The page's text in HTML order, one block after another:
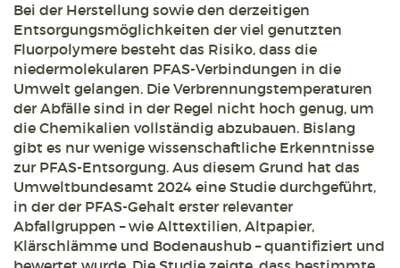
Bei der Herstellung sowie den derzeitigen
Entsorgungsmöglichkeiten der viel genutzten
Fluorpolymere besteht das Risiko, dass die
niedermolekularen PFAS-Verbindungen in die
Umwelt gelangen. Die Verbrennungstemperaturen
der Abfälle sind in der Regel nicht hoch genug, um
die Chemikalien vollständig abzubauen. Bislang
gibt es nur wenige wissenschaftliche Erkenntnisse
zur PFAS-Entsorgung. Aus diesem Grund hat das
Umweltbundesamt 2024 eine Studie durchgeführt,
in der der PFAS-Gehalt erster relevanter
Abfallgruppen – wie Alttextilien, Altpapier,
Klärschlämme und Bodenaushub – quantifiziert und